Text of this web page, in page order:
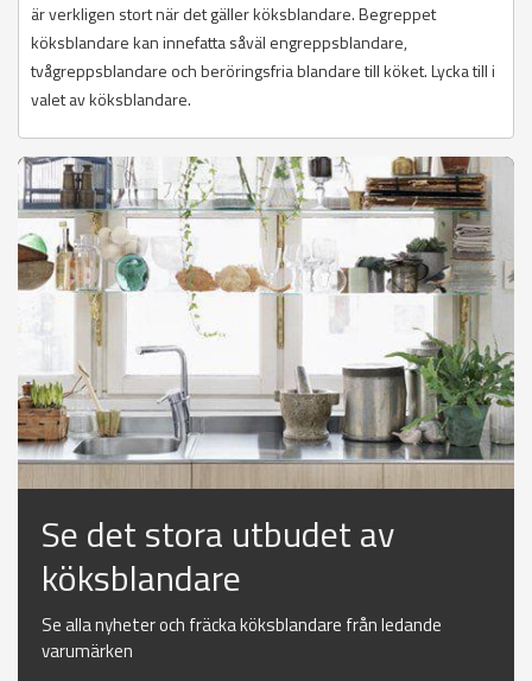
är verkligen stort när det gäller köksblandare. Begreppet
köksblandare kan innefatta såväl engreppsblandare,
tvågreppsblandare och beröringsfria blandare till köket. Lycka till i
valet av köksblandare.
Se det stora utbudet av
köksblandare
Se alla nyheter och fräcka köksblandare från ledande
varumärken